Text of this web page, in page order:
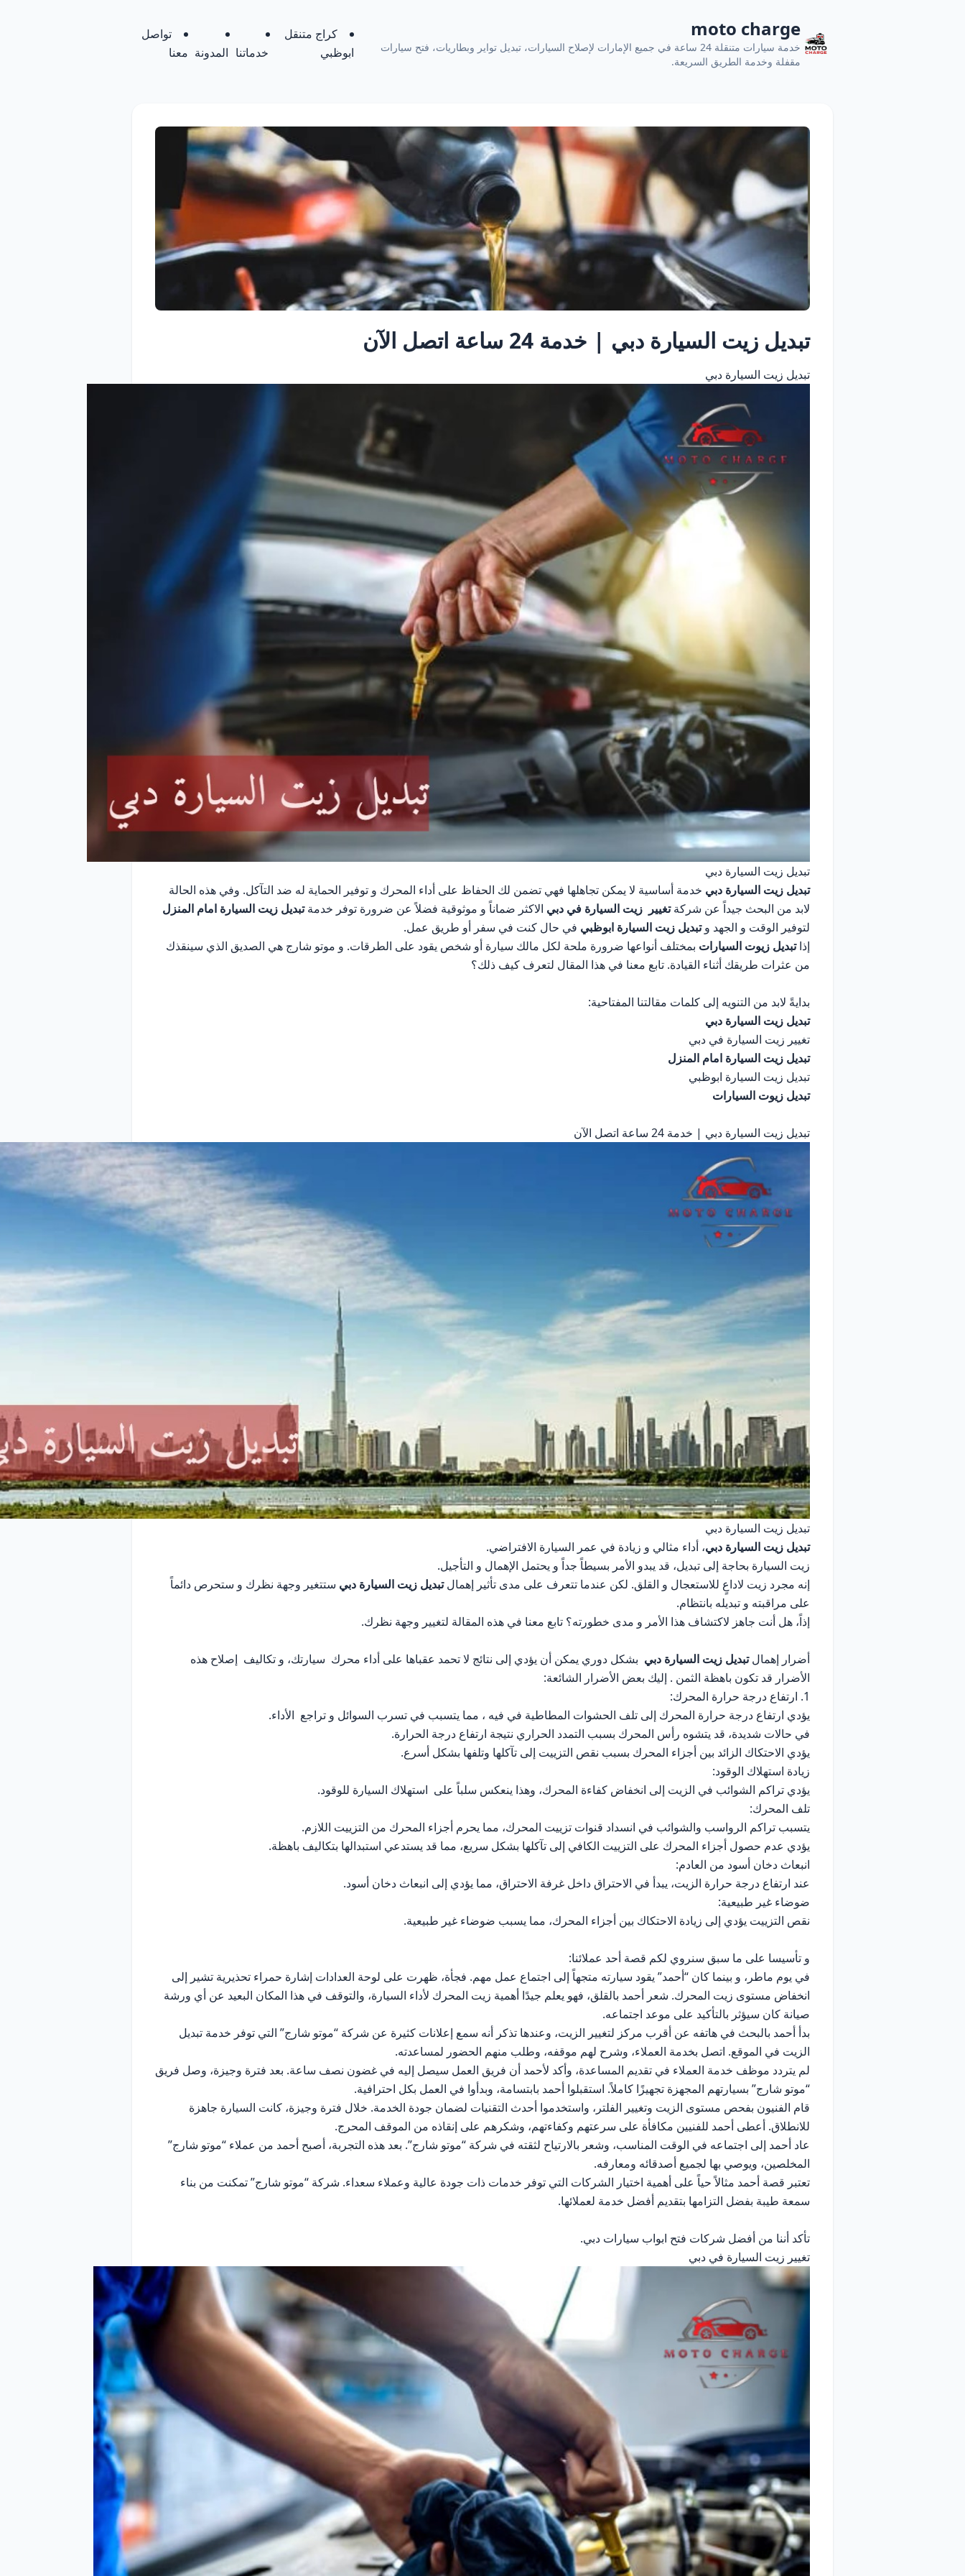
moto charge
خدمة سيارات متنقلة 24 ساعة في جميع الإمارات لإصلاح السيارات، تبديل تواير وبطاريات، فتح سيارات
مقفلة وخدمة الطريق السريعة.
كراج متنقل
ابوظبي
خدماتنا المدونة
تواصل
معنا
تبديل زيت السيارة دبي | خدمة 24 ساعة اتصل الآن
تبديل زيت السيارة دبي
تبديل زيت السيارة دبي
تبديل زيت السيارة دبي خدمة أساسية لا يمكن تجاهلها فهي تضمن لك الحفاظ على أداء المحرك و توفير الحماية له ضد التآكل. وفي هذه الحالة
لابد من البحث جيداً عن شركةتغيير زيت السيارة في دبي الاكثر ضماناً و موثوقية فضلاً عن ضرورة توفر خدمةتبديل زيت السيارة امام المنزل
لتوفير الوقت و الجهد وتبديل زيت السيارة ابوظبي في حال كنت في سفر أو طريق عمل.
إذاتبديل زيوت السيارات بمختلف أنواعها ضرورة ملحة لكل مالك سيارة أو شخص يقود على الطرقات. و موتو شارج هي الصديق الذي سينقذك
من عثرات طريقك أثناء القيادة. تابع معنا في هذا المقال لتعرف كيف ذلك؟
بدايةً لابد من التنويه إلى كلمات مقالتنا المفتاحية:
تبديل زيت السيارة دبي
تغيير زيت السيارة في دبي
تبديل زيت السيارة امام المنزل
تبديل زيت السيارة ابوظبي
تبديل زيوت السيارات
تبديل زيت السيارة دبي | خدمة 24 ساعة اتصل الآن
تبديل زيت السيارة دبي
تبديل زيت السيارة دبي، أداء مثالي و زيادة في عمر السيارة الافتراضي.
زيت السيارة بحاجة إلى تبديل، قد يبدو الأمر بسيطاً جداً و يحتمل الإهمال و التأجيل.
إنه مجرد زيت لاداعٍ للاستعجال و القلق. لكن عندما تتعرف على مدى تأثير إهمالتبديل زيت السيارة دبي ستتغير وجهة نظرك و ستحرص دائماً
على مراقبته و تبديله بانتظام.
إذاً، هل أنت جاهز لاكتشاف هذا الأمر و مدى خطورته؟ تابع معنا في هذه المقالة لتغيير وجهة نظرك.
أضرار إهمالتبديل زيت السيارة دبي بشكل دوري يمكن أن يؤدي إلى نتائج لا تحمد عقباها على أداء محرك سيارتك، و تكاليف إصلاح هذه
الأضرار قد تكون باهظة الثمن . إليك بعض الأضرار الشائعة:
1. ارتفاع درجة حرارة المحرك:
يؤدي ارتفاع درجة حرارة المحرك إلى تلف الحشوات المطاطية في فيه ، مما يتسبب في تسرب السوائل و تراجع الأداء.
في حالات شديدة، قد يتشوه رأس المحرك بسبب التمدد الحراري نتيجة ارتفاع درجة الحرارة.
يؤدي الاحتكاك الزائد بين أجزاء المحرك بسبب نقص التزييت إلى تآكلها وتلفها بشكل أسرع.
زيادة استهلاك الوقود:
يؤدي تراكم الشوائب في الزيت إلى انخفاض كفاءة المحرك، وهذا ينعكس سلباً على استهلاك السيارة للوقود.
تلف المحرك:
يتسبب تراكم الرواسب والشوائب في انسداد قنوات تزييت المحرك، مما يحرم أجزاء المحرك من التزييت اللازم.
يؤدي عدم حصول أجزاء المحرك على التزييت الكافي إلى تآكلها بشكل سريع، مما قد يستدعي استبدالها بتكاليف باهظة.
انبعاث دخان أسود من العادم:
عند ارتفاع درجة حرارة الزيت، يبدأ في الاحتراق داخل غرفة الاحتراق، مما يؤدي إلى انبعاث دخان أسود.
ضوضاء غير طبيعية:
نقص التزييت يؤدي إلى زيادة الاحتكاك بين أجزاء المحرك، مما يسبب ضوضاء غير طبيعية.
و تأسيسا على ما سبق سنروي لكم قصة أحد عملائنا:
في يوم ماطر، و بينما كان “أحمد” يقود سيارته متجهاً إلى اجتماع عمل مهم. فجأة، ظهرت على لوحة العدادات إشارة حمراء تحذيرية تشير إلى
انخفاض مستوى زيت المحرك. شعر أحمد بالقلق، فهو يعلم جيدًا أهمية زيت المحرك لأداء السيارة، والتوقف في هذا المكان البعيد عن أي ورشة
صيانة كان سيؤثر بالتأكيد على موعد اجتماعه.
بدأ أحمد بالبحث في هاتفه عن أقرب مركز لتغيير الزيت، وعندها تذكر أنه سمع إعلانات كثيرة عن شركة “موتو شارج” التي توفر خدمة تبديل
الزيت في الموقع. اتصل بخدمة العملاء، وشرح لهم موقفه، وطلب منهم الحضور لمساعدته.
لم يتردد موظف خدمة العملاء في تقديم المساعدة، وأكد لأحمد أن فريق العمل سيصل إليه في غضون نصف ساعة. بعد فترة وجيزة، وصل فريق
“موتو شارج” بسيارتهم المجهزة تجهيزًا كاملاً. استقبلوا أحمد بابتسامة، وبدأوا في العمل بكل احترافية.
قام الفنيون بفحص مستوى الزيت وتغيير الفلتر، واستخدموا أحدث التقنيات لضمان جودة الخدمة. خلال فترة وجيزة، كانت السيارة جاهزة
للانطلاق. أعطى أحمد للفنيين مكافأة على سرعتهم وكفاءتهم، وشكرهم على إنقاذه من الموقف المحرج.
عاد أحمد إلى اجتماعه في الوقت المناسب، وشعر بالارتياح لثقته في شركة “موتو شارج”. بعد هذه التجربة، أصبح أحمد من عملاء “موتو شارج”
المخلصين، ويوصي بها لجميع أصدقائه ومعارفه.
تعتبر قصة أحمد مثالاً حياً على أهمية اختيار الشركات التي توفر خدمات ذات جودة عالية وعملاء سعداء. شركة “موتو شارج” تمكنت من بناء
سمعة طيبة بفضل التزامها بتقديم أفضل خدمة لعملائها.
تأكد أننا من أفضل شركات فتح ابواب سيارات دبي.
تغيير زيت السيارة في دبي